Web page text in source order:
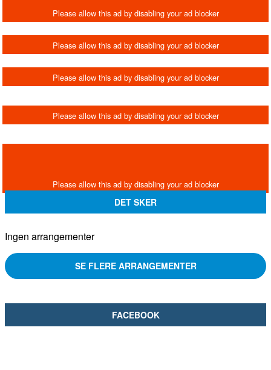
DET SKER
Ingen arrangementer
SE FLERE ARRANGEMENTER
FACEBOOK